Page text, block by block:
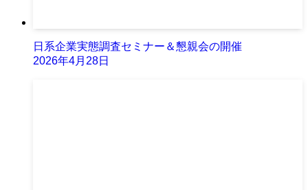
日系企業実態調査セミナー＆懇親会の開催
2026年4月28日